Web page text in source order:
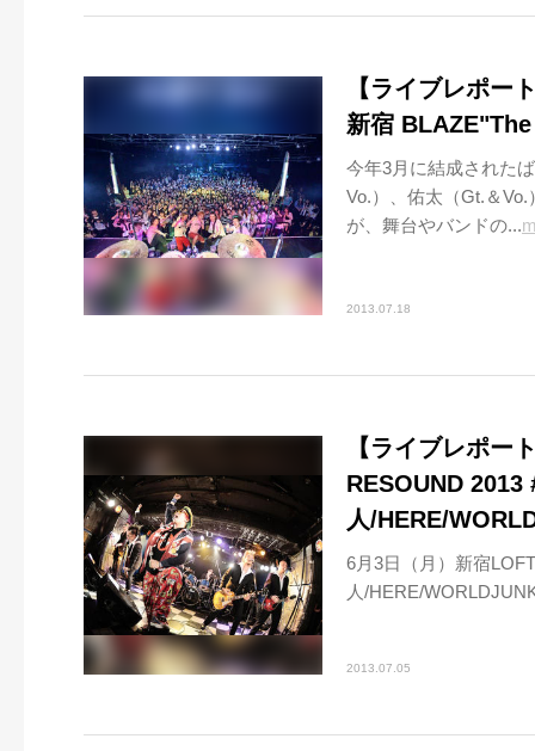
【ライブレポー
新宿
今年3月に結成された
Vo.）、佑太（Gt.＆
が、舞台やバンドの...
2013.07.18
【ライブレポー
RESOUND
人/HERE/
6月3日（月）新宿
人/HERE/
2013.07.05